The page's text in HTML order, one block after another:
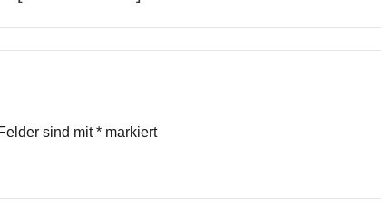
sind mit* markiert